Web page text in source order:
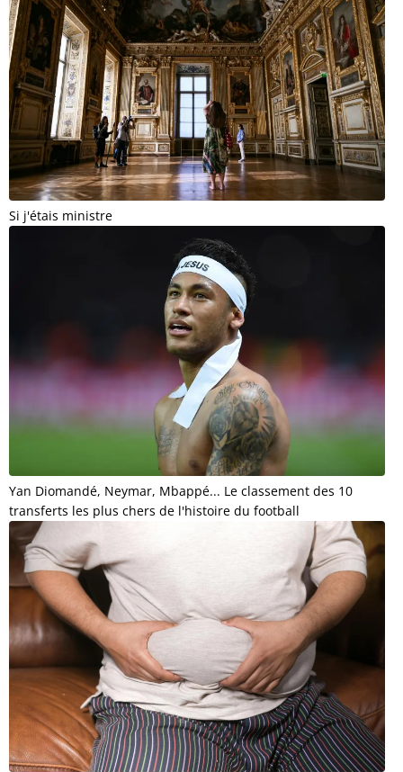
Si j'étais ministre
Yan Diomandé, Neymar, Mbappé... Le classement des 10
transferts les plus chers de l'histoire du football